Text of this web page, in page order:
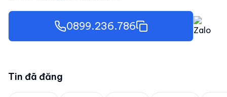
0899.236.786
Tin đã đăng